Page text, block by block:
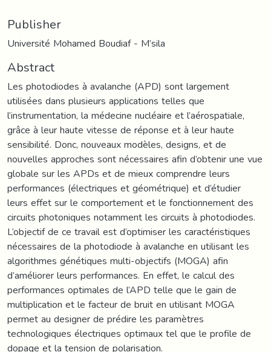
Publisher
Université Mohamed Boudiaf - M’sila
Abstract
Les photodiodes à avalanche (APD) sont largement
utilisées dans plusieurs applications telles que
l’instrumentation, la médecine nucléaire et l’aérospatiale,
grâce à leur haute vitesse de réponse et à leur haute
sensibilité. Donc, nouveaux modèles, designs, et de
nouvelles approches sont nécessaires afin d’obtenir une vue
globale sur les APDs et de mieux comprendre leurs
performances (électriques et géométrique) et d’étudier
leurs effet sur le comportement et le fonctionnement des
circuits photoniques notamment les circuits à photodiodes.
L’objectif de ce travail est d’optimiser les caractéristiques
nécessaires de la photodiode à avalanche en utilisant les
algorithmes génétiques multi-objectifs (MOGA) afin
d’améliorer leurs performances. En effet, le calcul des
performances optimales de l’APD telle que le gain de
multiplication et le facteur de bruit en utilisant MOGA
permet au designer de prédire les paramètres
technologiques électriques optimaux tel que le profile de
dopage et la tension de polarisation.